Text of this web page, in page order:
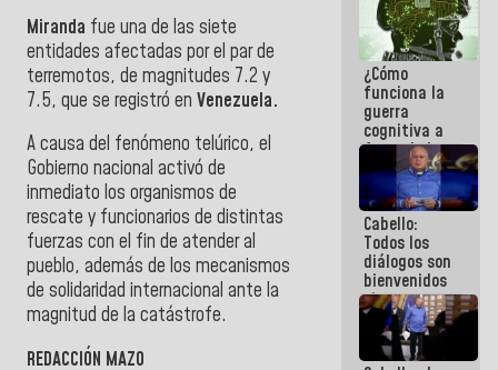
Miranda fue una de las siete
entidades afectadas por el par de
terremotos, de magnitudes 7.2 y
7.5, que se registró en Venezuela.
A causa del fenómeno telúrico, el
Gobierno nacional activó de
inmediato los organismos de
rescate y funcionarios de distintas
fuerzas con el fin de atender al
pueblo, además de los mecanismos
de solidaridad internacional ante la
magnitud de la catástrofe.
REDACCIÓN MAZO
adaptarse
al plan de
ahorro
energético
¿Cómo
funciona la
guerra
cognitiva a
favor de la
narrativa
hegemónica?
(1)
Cabello:
Todos los
diálogos son
bienvenidos
siempre que
estén en el
marco de la
Constitución